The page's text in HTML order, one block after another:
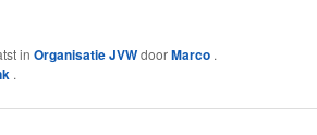
inOrganisatie JVWdoorMarco .
.